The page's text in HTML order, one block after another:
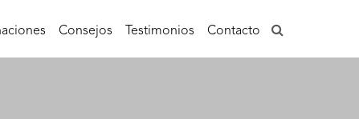
Consejos Testimonios Contacto